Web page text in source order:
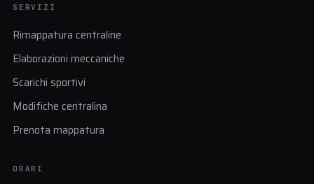
SERVIZI
Rimappatura centraline
Elaborazioni meccaniche
Scarichi sportivi
Modifiche centralina
Prenota mappatura
ORARI